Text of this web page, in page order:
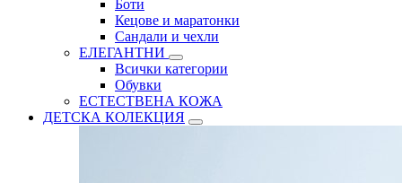
Боти
Кецове и маратонки
Сандали и чехли
ЕЛЕГАНТНИ
Всички категории
Обувки
ЕСТЕСТВЕНА КОЖА
ДЕТСКА КОЛЕКЦИЯ